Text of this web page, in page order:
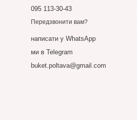
095 113-30-43
Передзвонити вам?
написати у WhatsApp
ми в Telegram
buket.poltava@gmail.com